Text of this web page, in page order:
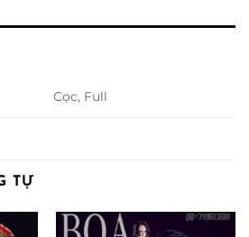
Cọc, Full
TỰ